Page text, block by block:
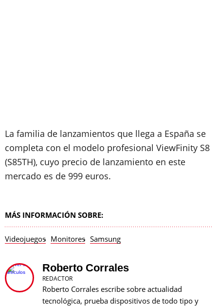
La familia de lanzamientos que llega a España se
completa con el modelo profesional ViewFinity S8
(S85TH), cuyo precio de lanzamiento en este
mercado es de 999 euros.
MÁS INFORMACIÓN SOBRE:
Videojuegos Monitores Samsung
Roberto Corrales
REDACTOR
Roberto Corrales escribe sobre actualidad
tecnológica, prueba dispositivos de todo tipo y